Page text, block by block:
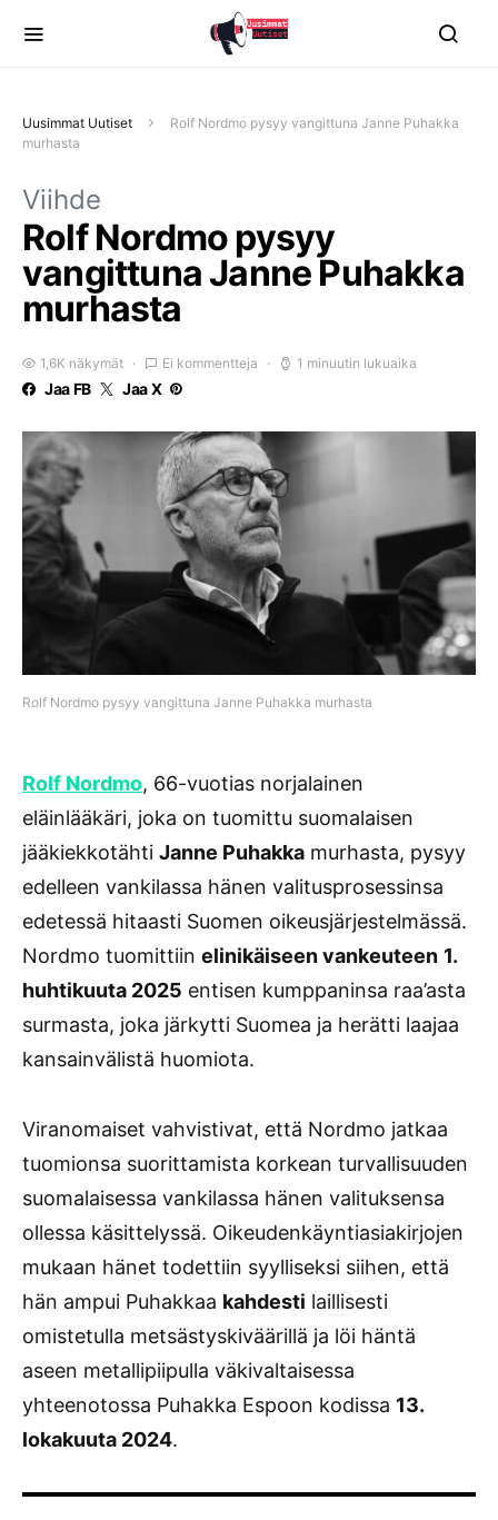
Uusimmat Uutiset
Rolf Nordmo pysyy vangittuna Janne Puhakka
murhasta
Viihde
Rolf Nordmo pysyy
vangittuna Janne Puhakka
murhasta
1,6K näkymät Ei kommentteja 1 minuutin lukuaika
Jaa FB Jaa X
Rolf Nordmo pysyy vangittuna Janne Puhakka murhasta
Rolf Nordmo, 66-vuotias norjalainen
eläinlääkäri, joka on tuomittu suomalaisen
jääkiekkotähti Janne Puhakka murhasta, pysyy
edelleen vankilassa hänen valitusprosessinsa
edetessä hitaasti Suomen oikeusjärjestelmässä.
Nordmo tuomittiin elinikäiseen vankeuteen 1.
huhtikuuta 2025 entisen kumppaninsa raa’asta
surmasta, joka järkytti Suomea ja herätti laajaa
kansainvälistä huomiota.
Viranomaiset vahvistivat, että Nordmo jatkaa
tuomionsa suorittamista korkean turvallisuuden
suomalaisessa vankilassa hänen valituksensa
ollessa käsittelyssä. Oikeudenkäyntiasiakirjojen
mukaan hänet todettiin syylliseksi siihen, että
hän ampui Puhakkaa kahdesti laillisesti
omistetulla metsästyskiväärillä ja löi häntä
aseen metallipiipulla väkivaltaisessa
yhteenotossa Puhakka Espoon kodissa 13.
lokakuuta 2024.